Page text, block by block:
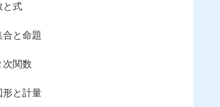
と式
合と命題
次関数
形と計量